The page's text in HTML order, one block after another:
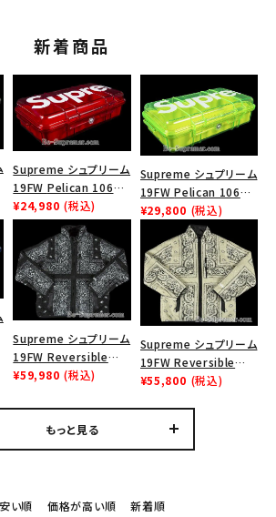
ック 黒新着商品
Supreme シュプリーム
19FW Pelican 1060
Case ペリカン1060ケ
ース レッド
¥24,980 (税込)
Supreme シュプリーム
19FW Pelican 1060
Case ペリカン1060ケ
ース サルファー
¥29,800 (税込)
Supreme シュプリーム
19FW Reversible
Bandana Fleece
バンダナフリースジャケ
ット ブラック
¥59,980 (税込)
Supreme シュプリーム
19FW Reversible
Bandana Fleece
ット タン
¥55,800 (税込)
もっと見る
い順 価格が高い順 新着順